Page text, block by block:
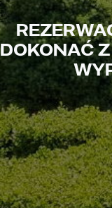
DOKONAĆ